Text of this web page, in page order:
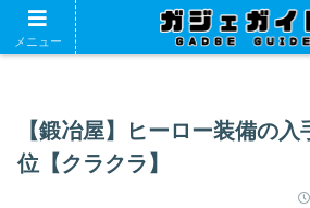
ホーム ゲーム クラクラ
【鍛冶屋】ヒーロー装備の
位【クラクラ】
メニュー